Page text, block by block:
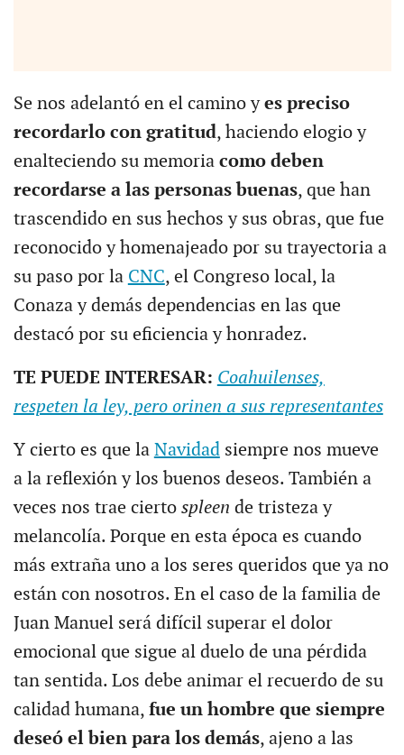
Se nos adelantó en el camino yes preciso
recordarlo con gratitud, haciendo elogio y
enalteciendo su memoria como deben
recordarse a las personas buenas, que han
trascendido en sus hechos y sus obras, que fue
reconocido y homenajeado por su trayectoria a
su paso por la CNC, el Congreso local, la
Conaza y demás dependencias en las que
destacó por su eficiencia y honradez.
TE PUEDE INTERESAR: Coahuilenses,
respeten la ley, pero orinen a sus representantes
Y cierto es que la Navidadsiempre nos mueve
a la reflexión y los buenos deseos. También a
veces nos trae cierto spleen de tristeza y
melancolía. Porque en esta época es cuando
más extraña uno a los seres queridos que ya no
están con nosotros. En el caso de la familia de
Juan Manuel será difícil superar el dolor
emocional que sigue al duelo de una pérdida
tan sentida. Los debe animar el recuerdo de su
calidad humana, fue un hombre que siempre
deseó el bien para los demás, ajeno a las